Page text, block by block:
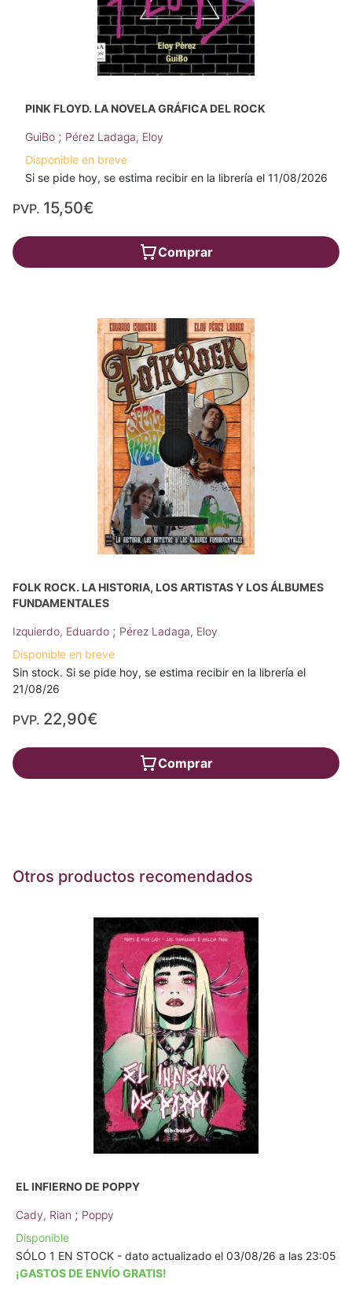
PINK FLOYD. LA NOVELA GRÁFICA DEL ROCK
GuiBo ; Pérez Ladaga, Eloy
Disponible en breve
Si se pide hoy, se estima recibir en la librería el 11/08/2026
PVP. 15,50€
Comprar
FOLK ROCK. LA HISTORIA, LOS ARTISTAS Y LOS ÁLBUMES
FUNDAMENTALES
Izquierdo, Eduardo ; Pérez Ladaga, Eloy
Disponible en breve
Sin stock. Si se pide hoy, se estima recibir en la librería el
21/08/26
PVP. 22,90€
Comprar
Otros productos recomendados
EL INFIERNO DE POPPY
Cady, Rian ; Poppy
Disponible
SÓLO 1 EN STOCK - dato actualizado el 03/08/26 a las 23:05
¡GASTOS DE ENVÍO GRATIS!